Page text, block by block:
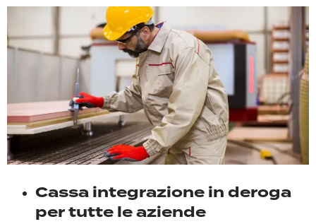
Cassa integrazione in deroga
per tutte le aziende